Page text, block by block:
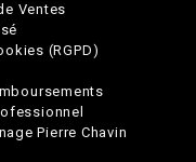
Ventes
(RGPD)
Pierre Chavin